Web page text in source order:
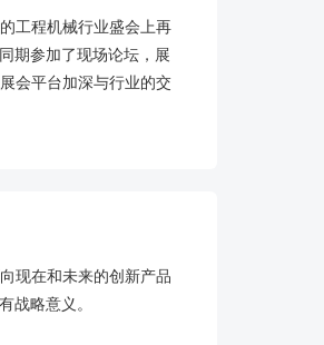
工程机械行业盛会上再
期参加了现场论坛，展
会平台加深与行业的交
现在和未来的创新产品
战略意义。